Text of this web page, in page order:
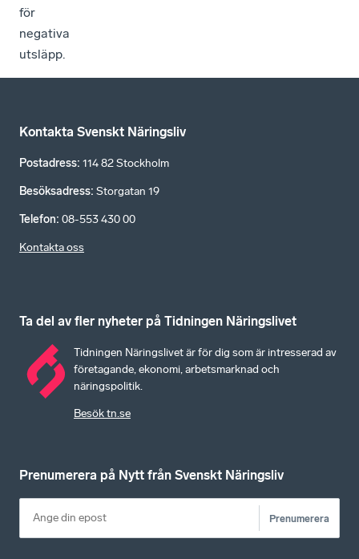
för
negativa
utsläpp.
Kontakta Svenskt Näringsliv
Postadress: 114 82 Stockholm
Besöksadress: Storgatan 19
Telefon: 08-553 430 00
Kontakta oss
Ta del av fler nyheter på Tidningen Näringslivet
Tidningen Näringslivet är för dig som är intresserad av
företagande, ekonomi, arbetsmarknad och
näringspolitik.
Besök tn.se
Prenumerera på Nytt från Svenskt Näringsliv
Prenumerera